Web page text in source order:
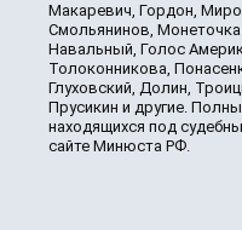
Макаревич, Гордон,
Смольянинов,
Навальный, Голос
Толоконникова,
Глуховский, Долин,
Прусикин и другие.
находящихся под
сайте Минюста РФ.